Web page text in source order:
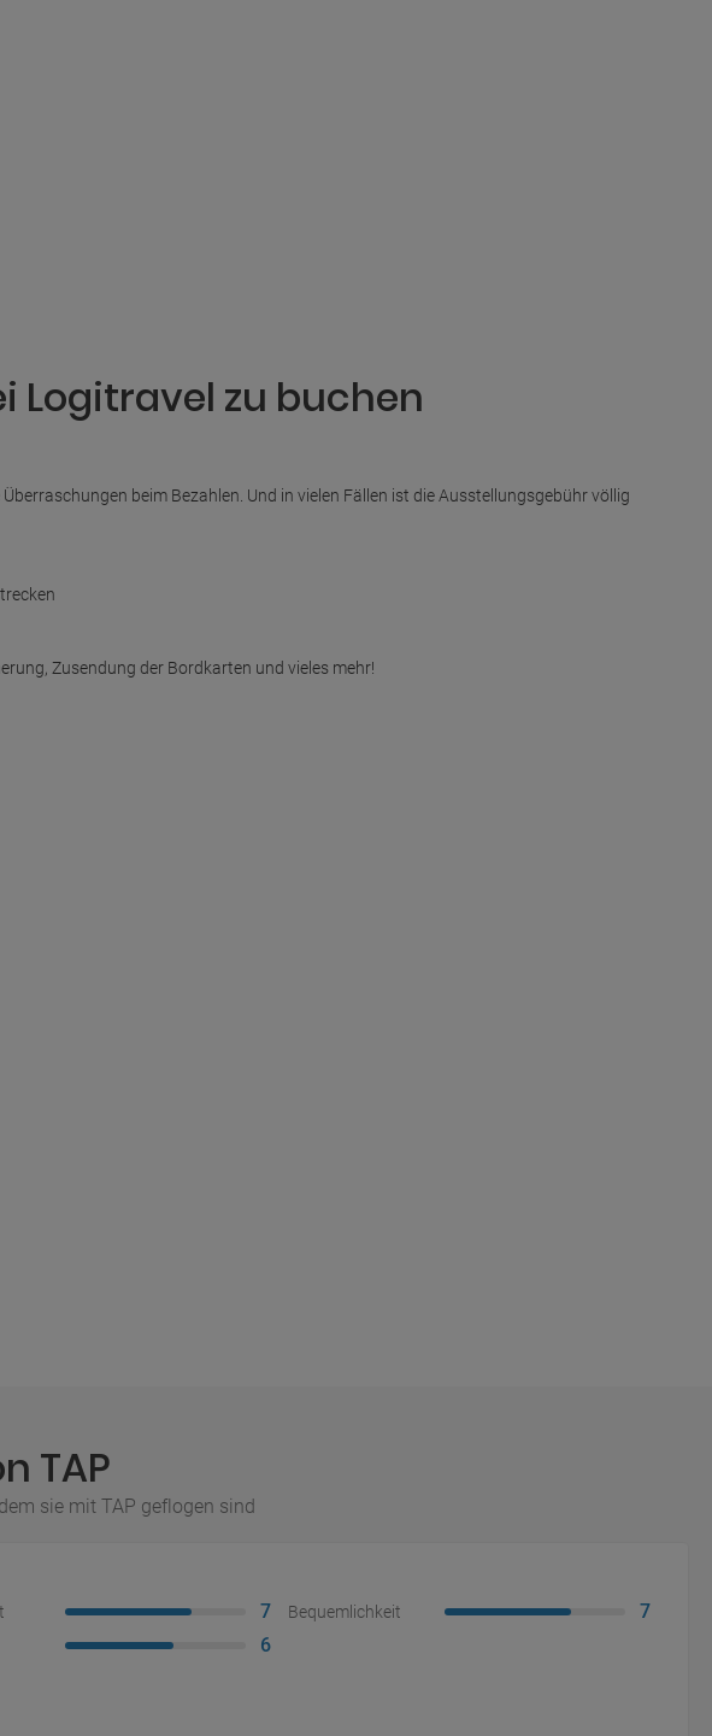
Logitravel zu buchen
beim Bezahlen. Und in vielen Fällen ist die Ausstellungsgebühr völlig
Zusendung der Bordkarten und vieles mehr!
TAP
sie mit TAP geflogen sind
7 Bequemlichkeit 7
6